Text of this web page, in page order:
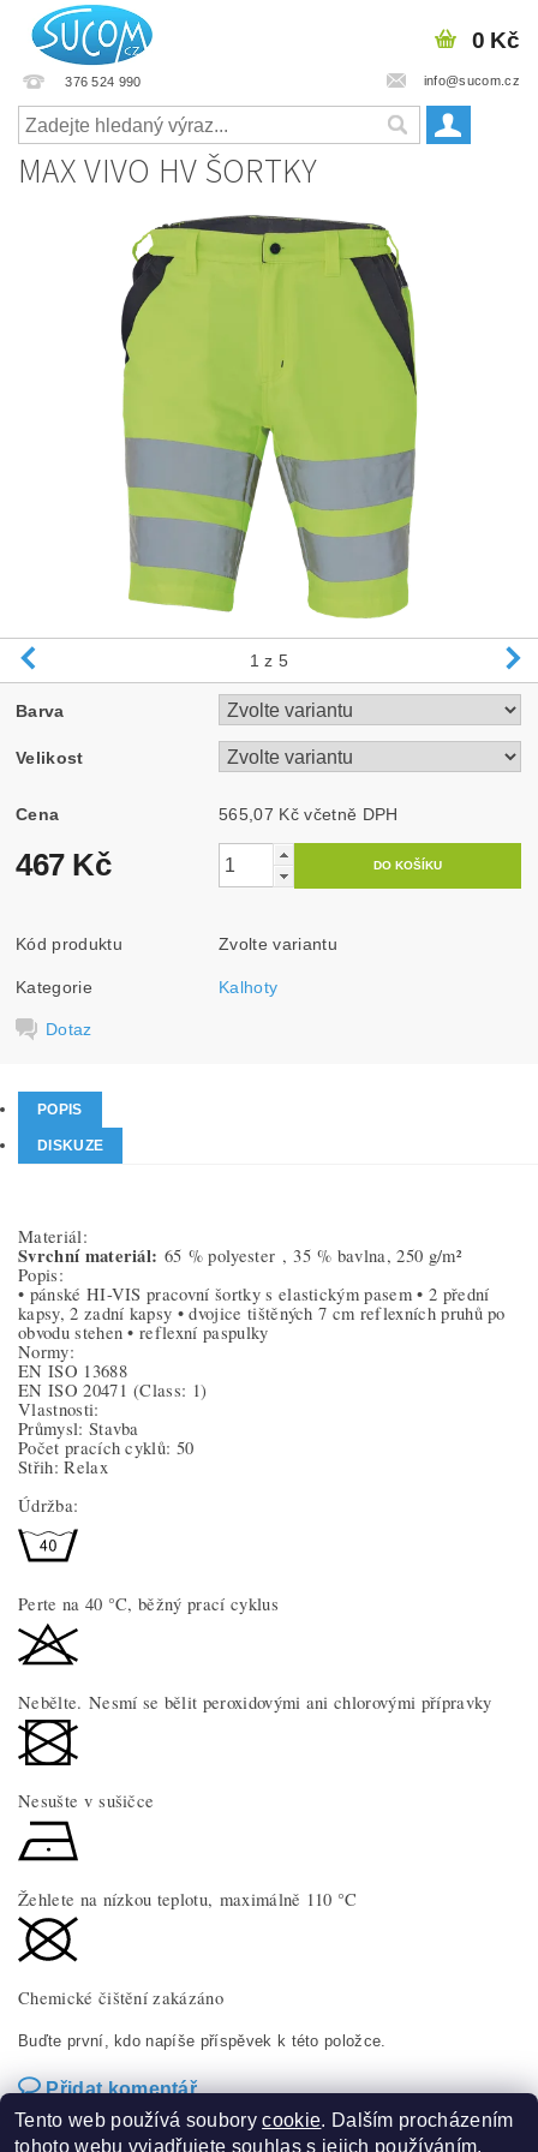
376 524 990 info@sucom.cz
0 Kč
MAX VIVO HV ŠORTKY
1 z 5
Barva
Velikost
Cena 565,07 Kč včetně DPH
467 Kč
Kód produktu Zvolte variantu
Kategorie Kalhoty
Dotaz
POPIS
DISKUZE
Materiál:
Svrchní materiál: 65 % polyester ,35 % bavlna, 250 g/m²
Popis:
• pánské HI-VIS pracovní šortky s elastickým pasem • 2 přední
kapsy, 2 zadní kapsy • dvojice tištěných 7 cm reflexních pruhů po
obvodu stehen • reflexní paspulky
Normy:
EN ISO 13688
EN ISO 20471(Class: 1)
Vlastnosti:
Průmysl: Stavba
Počet pracích cyklů: 50
Střih: Relax
Údržba:
Perte na 40 °C, běžný prací cyklus
Nebělte. Nesmí se bělit peroxidovými ani chlorovými přípravky
Nesušte v sušičce
Žehlete na nízkou teplotu, maximálně 110 °C
Chemické čištění zakázáno
Buďte první, kdo napíše příspěvek k této položce.
Přidat komentář
Tento web používá souborycookie. Dalším procházením
tohoto webu vyjadřujete souhlas s jejich používáním.